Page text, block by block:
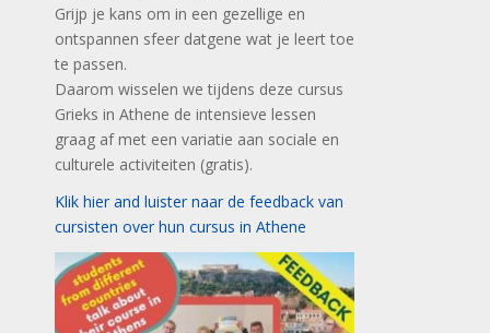
Grijp je kans om in een gezellige en
ontspannen sfeer datgene wat je leert toe
te passen.
Daarom wisselen we tijdens deze cursus
Grieks in Athene de intensieve lessen
graag af met een variatie aan sociale en
culturele activiteiten (gratis).
Klik hier and luister naar de feedback van
cursisten over hun cursus in Athene